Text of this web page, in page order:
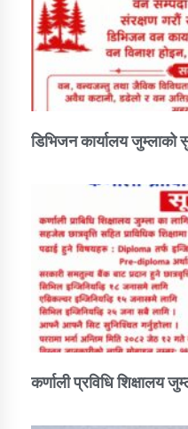
तातोपानी गाउँपालिकाको न्यायिक
तातोपानी गाउँपालिका जुम्लाको
तातोपानी गाउँपालिका जुम्लाको
तातोपानी
डिभिजन कार्यालय जुम्लाको
कर्णाली प्रविधि शिक्षालय